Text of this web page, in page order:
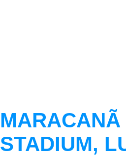
MARACANÃ
STADIUM,